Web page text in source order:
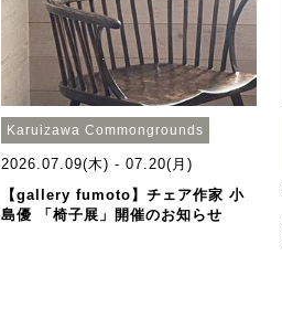
Karuizawa Commongrounds
2026.07.09(木) - 07.20(月)
【gallery fumoto】チェア作家 小
島優 「椅子展」開催のお知らせ